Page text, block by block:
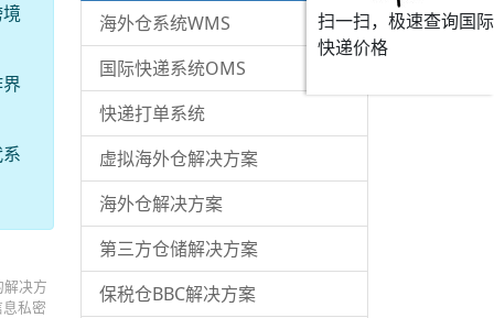
决方
私密
海外仓系统WMS
国际快递系统OMS
快递打单系统
虚拟海外仓解决方案
海外仓解决方案
第三方仓储解决方案
保税仓BBC解决方案
扫一扫，极速查询国际
快递价格